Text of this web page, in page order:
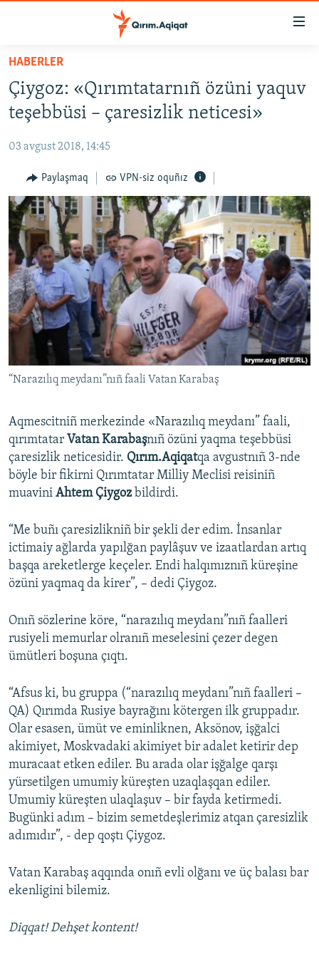
Esas
qaytmaq
Baş
navigatsiyağa
qaytmaq
qaytmaq
SİYASET
İQTİSADİYAT
CEMİYET
MEDENİYET
İNSAN AQLARI
VİDEO
SÜRET
BLOGLAR
FİKİR
Русский
Українською
RFE/RS bütün saytları
HABERLER
Çiygoz: «Qırımtatarnıñ özüni yaquv
teşebbüsi – çaresizlik neticesi»
03 avgust 2018, 14:45
Paylaşmaq VPN-siz oquñız
“Narazılıq meydanı”nıñ faali Vatan Karabaş
Aqmescitniñ merkezinde «Narazılıq meydanı” faali,
qırımtatar Vatan Karabaşnıñ özüni yaqma teşebbüsi
çaresizlik neticesidir. Qırım.Aqiqatqa avgustnıñ 3-nde
böyle bir fikirni Qırımtatar Milliy Meclisi reisiniñ
muavini Ahtem Çiygoz bildirdi.
“Me buñı çaresizlikniñ bir şekli der edim. İnsanlar
ictimaiy ağlarda yapılğan paylâşuv ve izaatlardan artıq
başqa areketlerge keçeler. Endi halqımıznıñ küreşine
özüni yaqmaq da kirer”, – dedi Çiygoz.
Onıñ sözlerine köre, “narazılıq meydanı”nıñ faalleri
rusiyeli memurlar olranıñ meselesini çezer degen
ümütleri boşuna çıqtı.
“Afsus ki, bu gruppa (“narazılıq meydanı”nıñ faalleri –
QA) Qırımda Rusiye bayrağını kötergen ilk gruppadır.
Olar esasen, ümüt ve eminliknen, Aksönov, işğalci
akimiyet, Moskvadaki akimiyet bir adalet ketirir dep
muracaat etken ediler. Bu arada olar işğalge qarşı
yürsetilgen umumiy küreşten uzaqlaşqan ediler.
Umumiy küreşten ulaqlaşuv – bir fayda ketirmedi.
Bugünki adım – bizim semetdeşlerimiz atqan çaresizlik
adımıdır”, - dep qoştı Çiygoz.
Vatan Karabaş aqqında onıñ evli olğanı ve üç balası bar
ekenligini bilemiz.
Diqqat! Dehşet kontent!